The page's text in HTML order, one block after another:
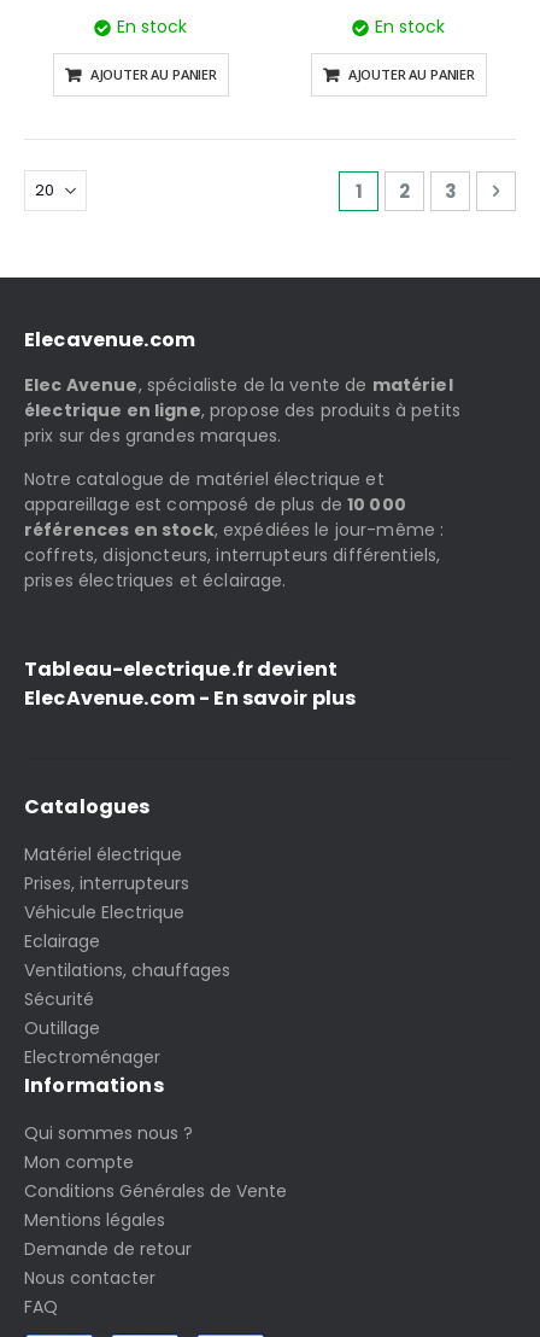
En stock
AJOUTER AU PANIER
En stock
AJOUTER AU PANIER
Page
Vous lisez
1 Page
2 Page
3
Elecavenue.com
Elec Avenue, spécialiste de la vente de matériel
électrique en ligne, propose des produits à petits
prix sur des grandes marques.
Notre catalogue de matériel électrique et
appareillage est composé de plus de10 000
références en stock, expédiées le jour-même :
coffrets, disjoncteurs, interrupteurs différentiels,
prises électriques et éclairage.
Tableau-electrique.fr devient
ElecAvenue.com - En savoir plus
Catalogues
Matériel électrique
Prises, interrupteurs
Véhicule Electrique
Eclairage
Ventilations, chauffages
Sécurité
Outillage
Electroménager
Informations
Qui sommes nous ?
Mon compte
Conditions Générales de Vente
Mentions légales
Demande de retour
Nous contacter
FAQ